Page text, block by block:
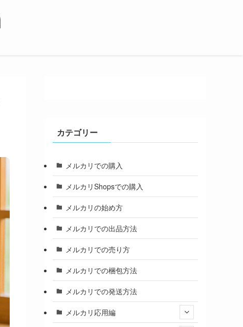
カテゴリー
メルカリでの購入
メルカリShopsでの購入
メルカリの始め方
メルカリでの出品方法
メルカリでの売り方
メルカリでの梱包方法
メルカリでの発送方法
メルカリ応用編